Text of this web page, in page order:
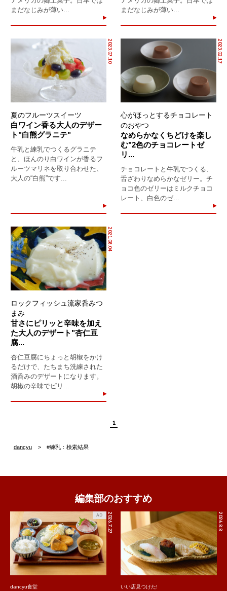
まだなじみが薄い...
まだなじみが薄い...
2023.07.10
夏のフルーツスイーツ
白ワイン香る大人のデザー
ト"白熊グラニテ"
牛乳と練乳でつくるグラニテ
と、ほんのり白ワインが香るフ
ルーツマリネを取り合わせた、
大人の“白熊”です...
2023.02.17
心がほっとするチョコレート
のおやつ
なめらかなくちどけを楽し
む"2色のチョコレートゼ
リ...
チョコレートと牛乳でつくる、
舌ざわりなめらかなゼリー。チ
ョコ色のゼリーはミルクチョコ
レート、白色のゼ...
2021.08.04
ロックフィッシュ流家呑みつ
まみ
甘さにピリッと辛味を加え
た大人のデザート"杏仁豆
腐...
杏仁豆腐にちょっと胡椒をかけ
るだけで、たちまち洗練された
酒呑みのデザートになります。
胡椒の辛味でピリ...
1
dancyu #練乳：検索結果
編集部のおすすめ
2026.7.27
AD
dancyu食堂
2026.8.8
いい店見つけた!